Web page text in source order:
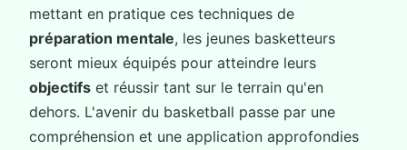
mettant en pratique ces techniques de
préparation mentale, les jeunes basketteurs
seront mieux équipés pour atteindre leurs
objectifs et réussir tant sur le terrain qu'en
dehors. L'avenir du basketball passe par une
compréhension et une application approfondies